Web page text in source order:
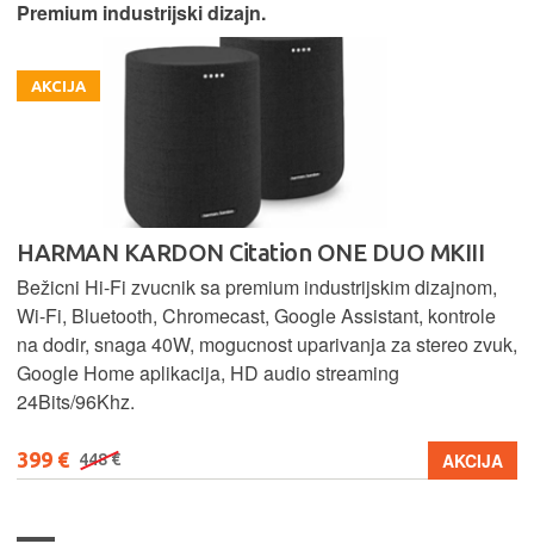
Premium industrijski dizajn.
AKCIJA
HARMAN KARDON Citation ONE DUO MKIII
Bežicni Hi-Fi zvucnik sa premium industrijskim dizajnom,
Wi-Fi, Bluetooth, Chromecast, Google Assistant, kontrole
na dodir, snaga 40W, mogucnost uparivanja za stereo zvuk,
Google Home aplikacija, HD audio streaming
24Bits/96Khz.
399 € 448 € AKCIJA